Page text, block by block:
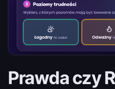
Prawda czy